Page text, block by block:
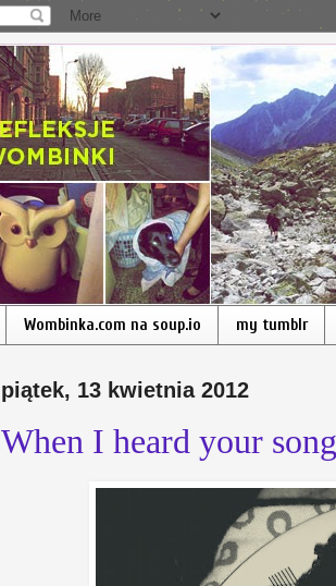
Wombinka.com na soup.io my tumblr
piątek, 13 kwietnia 2012
When I heard your